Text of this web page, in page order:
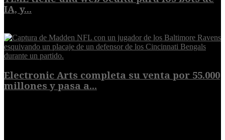
IA, y...
Electronic Arts completa su venta por 55.000
millones y pasa a...